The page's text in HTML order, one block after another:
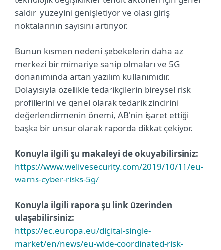
saldırı yüzeyini genişletiyor ve olası giriş
noktalarının sayısını artırıyor.
Bunun kısmen nedeni şebekelerin daha az
merkezi bir mimariye sahip olmaları ve 5G
donanımında artan yazılım kullanımıdır.
Dolayısıyla özellikle tedarikçilerin bireysel risk
profillerini ve genel olarak tedarik zincirini
değerlendirmenin önemi, AB'nin işaret ettiği
başka bir unsur olarak raporda dikkat çekiyor.
Konuyla ilgili şu makaleyi de okuyabilirsiniz:
https://www.welivesecurity.com/2019/10/11/eu-
warns-cyber-risks-5g/
Konuyla ilgili rapora şu link üzerinden
ulaşabilirsiniz:
https://ec.europa.eu/digital-single-
market/en/news/eu-wide-coordinated-risk-